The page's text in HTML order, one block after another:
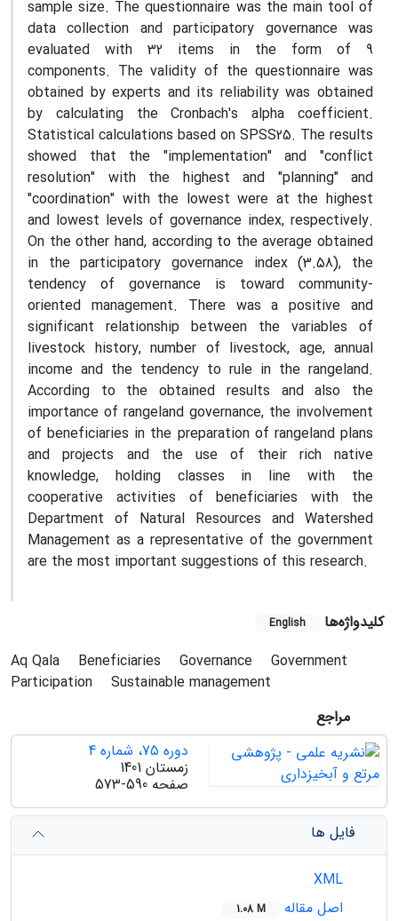
sample size. The questionnaire was the main tool of
data collection and participatory governance was
evaluated with 32 items in the form of 9
components. The validity of the questionnaire was
obtained by experts and its reliability was obtained
by calculating the Cronbach's alpha coefficient.
Statistical calculations based on SPSS25. The results
showed that the "implementation" and "conflict
resolution" with the highest and "planning" and
"coordination" with the lowest were at the highest
and lowest levels of governance index, respectively.
On the other hand, according to the average obtained
in the participatory governance index (3.58), the
tendency of governance is toward community-
oriented management. There was a positive and
significant relationship between the variables of
livestock history, number of livestock, age, annual
income and the tendency to rule in the rangeland.
According to the obtained results and also the
importance of rangeland governance, the involvement
of beneficiaries in the preparation of rangeland plans
and projects and the use of their rich native
knowledge, holding classes in line with the
cooperative activities of beneficiaries with the
Department of Natural Resources and Watershed
Management as a representative of the government
are the most important suggestions of this research.
کلیدواژه‌ها English
Aq Qala Beneficiaries Governance
Government
Participation
Sustainable management
مراجع
دوره 75، شماره 4
زمستان 1401
صفحه 573-590
فایل ها
اصل مقاله
1.08 M